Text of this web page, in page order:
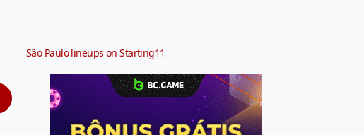
São Paulo lineups on Starting11